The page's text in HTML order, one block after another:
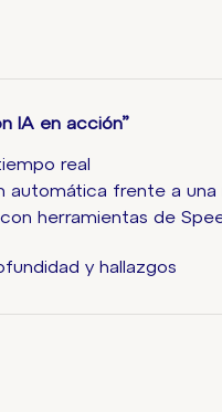
IA en acción”
real
automática frente a una
herramientas de
y hallazgos